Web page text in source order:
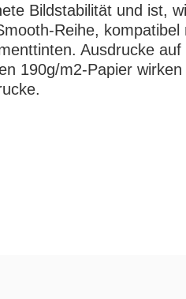
Bildstabilität und ist,
Reihe, kompatibel
Ausdrucke auf
190g/m2-Papier wirken